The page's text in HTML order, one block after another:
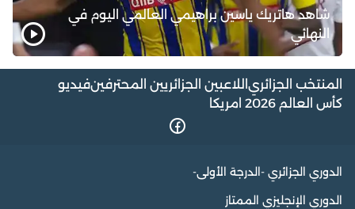
شاهد هاتريك ياسين براهيمي العالمي اليوم في
النهائي
المنتخب الجزائري اللاعبين الجزائريين المحترفينفيديو
كأس العالم 2026 امريكا
الدوري الجزائري -الدرجة الأولى-
الدوري الإنجليزي الممتاز